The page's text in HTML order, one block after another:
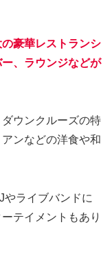
の豪華レストランシ
、ラウンジなどが
ダウンクルーズの特
ンなどの洋食や和
やライブバンドに
テイメントもあり